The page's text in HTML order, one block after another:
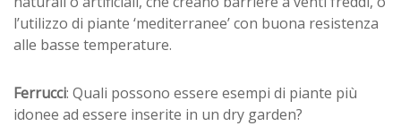
l’utilizzo di piante ‘mediterranee’ con buona resistenza
alle basse temperature.
Ferrucci: Quali possono essere esempi di piante più
idonee ad essere inserite in un dry garden?